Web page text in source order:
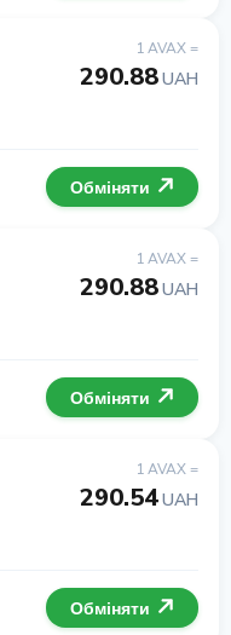
1 AVAX =
290.88UAH
Обміняти
1 AVAX =
290.88UAH
Обміняти
1 AVAX =
290.54UAH
Обміняти